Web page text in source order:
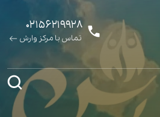
۰۲۱۵۶۲۱۹۹۲۸
تماس با مرکز وارش